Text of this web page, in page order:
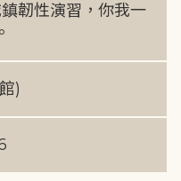
韌性演習，你我一
)